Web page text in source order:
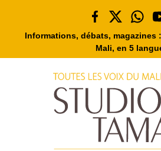
Informations, débats, magazines
Mali, en 5